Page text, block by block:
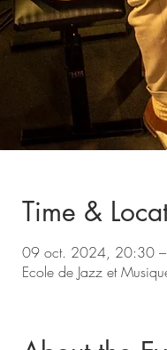
Time &
09 oct. 2024, 20:30
Ecole de Jazz et